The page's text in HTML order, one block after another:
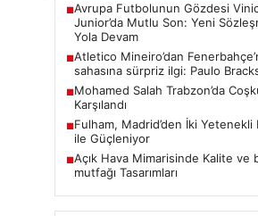
■Avrupa Futbolunun Gözdesi
Junior’da Mutlu Son: Yeni
Yola Devam
■Atletico Mineiro’dan
sahasına sürpriz ilgi: Paulo
■Mohamed Salah Trabzon’da
Karşılandı
■Fulham, Madrid’den İki Yetenekli
ile Güçleniyor
■Açık Hava Mimarisinde Kalite ve
mutfağı Tasarımları